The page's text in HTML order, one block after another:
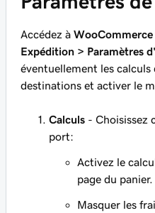
Accédez à
Expédition > Paramètres
éventuellement les
destinations et activer le
Calculs - Choisissez
port:
Activez le
page du panier.
Masquer les